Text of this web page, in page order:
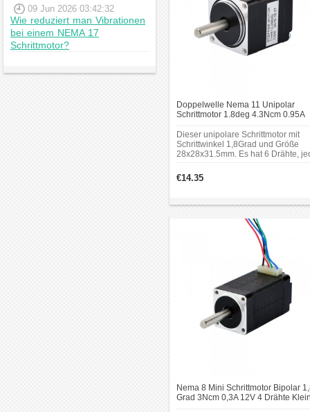
09 Jun 2026 03:42:32
Wie reduziert man Vibrationen
bei einem NEMA 17
Schrittmotor?
Doppelwelle Nema 11 Unipolar
Schrittmotor 1.8deg 4.3Ncm 0.95A
Hybrid-Schrittmotor
Dieser unipolare Schrittmotor mit
Schrittwinkel 1,8Grad und Größe
28x28x31.5mm. Es hat 6 Drähte,
Haltemoment 4.3Ncm (6.1oz.in).
10mm Hinten Schaft war für
€14.35
Nema 8 Mini Schrittmotor Bipolar
Grad 3Ncm 0,3A 12V 4 Drähte